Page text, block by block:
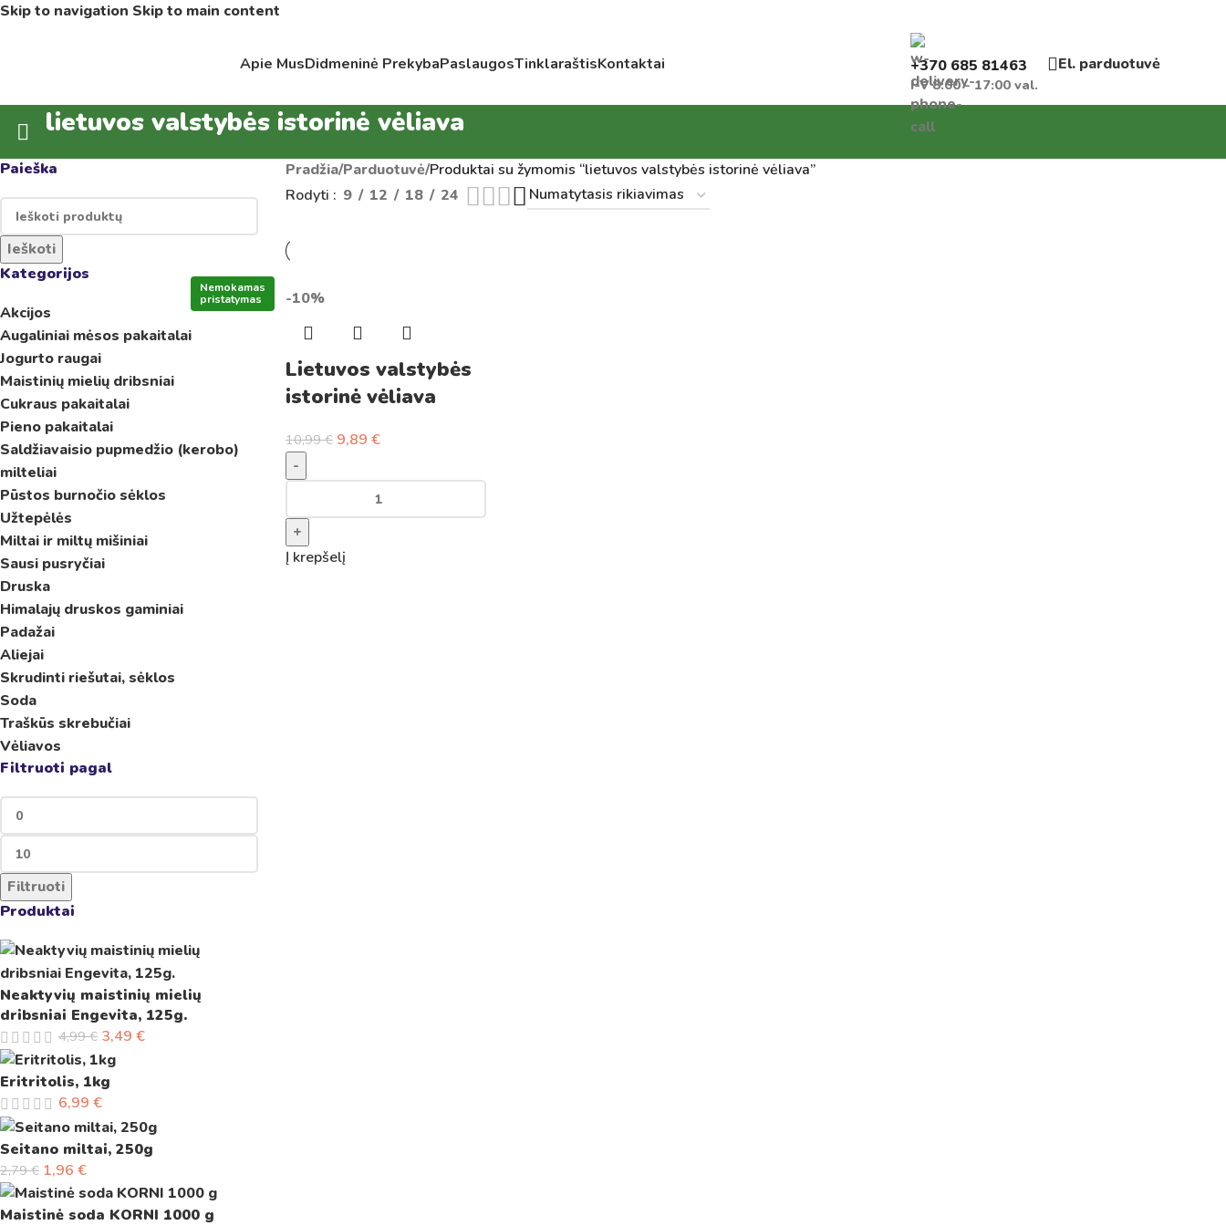
Skip to navigation Skip to main content
Apie MusDidmeninė PrekybaPaslaugosTinklaraštisKontaktai +370 685 81463
I-V 8:00 - 17:00 val.
El. parduotuvė
lietuvos valstybės istorinė vėliava
Paieška
Ieškoti
Kategorijos
Akcijos
Augaliniai mėsos pakaitalai
Jogurto raugai
Maistinių mielių dribsniai
Cukraus pakaitalai
Pieno pakaitalai
Saldžiavaisio pupmedžio (kerobo)
milteliai
Pūstos burnočio sėklos
Užtepėlės
Miltai ir miltų mišiniai
Sausi pusryčiai
Druska
Himalajų druskos gaminiai
Padažai
Aliejai
Skrudinti riešutai, sėklos
Soda
Traškūs skrebučiai
Vėliavos
Filtruoti pagal
Filtruoti
Produktai
Neaktyvių maistinių mielių
dribsniai Engevita, 125g.
4,99€ 3,49 €
Eritritolis, 1kg
6,99 €
Seitano miltai, 250g
2,79€ 1,96 €
Maistinė soda KORNI 1000 g
Pradžia/Parduotuvė/Produktai su žymomis “lietuvos valstybės istorinė vėliava”
Rodyti
9 12 18 24
Nemokamas
pristatymas
-10%
Lietuvos valstybės
istorinė vėliava
10,99€ 9,89 €
-
+
Į krepšelį